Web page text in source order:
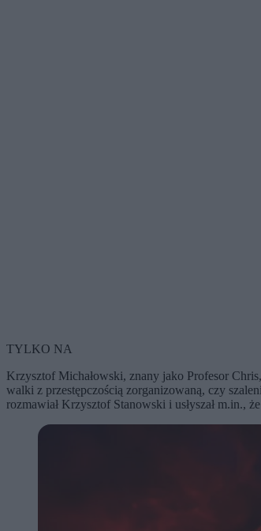
TYLKO NA
Krzysztof Michałowski, znany jako Profesor
walki z przestępczością zorganizowaną, czy
rozmawiał Krzysztof Stanowski i usłyszał m.in.,